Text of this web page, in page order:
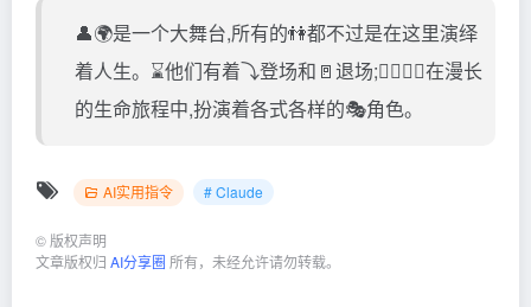
👤🌍是一个大舞台,所有的👫都不过是在这里演绎
着人生。⌛他们有着⤵️登场和🚪退场;💁‍♂️💁‍♀️在漫长
的生命旅程中,扮演着各式各样的🎭角色。
AI实用指令 # Claude
© 版权声明
文章版权归 AI分享圈 所有，未经允许请勿转载。